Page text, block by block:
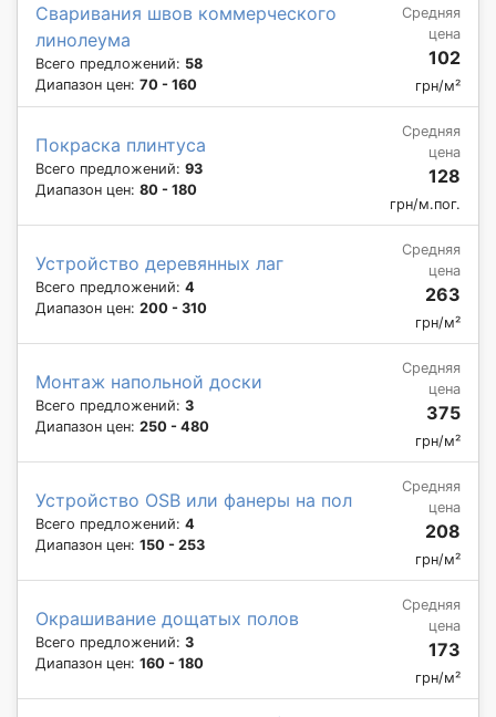
Сваривания швов коммерческого
линолеума
Всего предложений: 58
Диапазон цен: 70 - 160
Средняя
цена
102
грн/м²
Покраска плинтуса
Всего предложений: 93
Диапазон цен: 80 - 180
Средняя
цена
128
грн/м.пог.
Устройство деревянных лаг
Всего предложений: 4
Диапазон цен: 200 - 310
Средняя
цена
263
грн/м²
Монтаж напольной доски
Всего предложений: 3
Диапазон цен: 250 - 480
Средняя
цена
375
грн/м²
Устройство OSB или фанеры на пол
Всего предложений: 4
Диапазон цен: 150 - 253
Средняя
цена
208
грн/м²
Окрашивание дощатых полов
Всего предложений: 3
Диапазон цен: 160 - 180
Средняя
цена
173
грн/м²